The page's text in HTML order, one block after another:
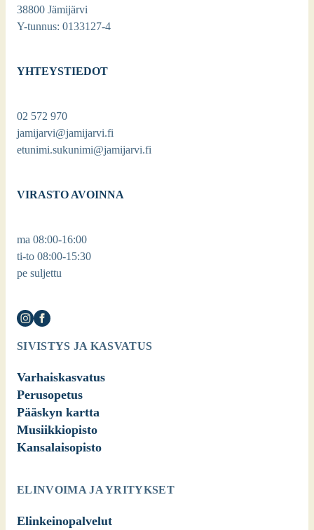
38800 Jämijärvi
Y-tunnus: 0133127-4
YHTEYSTIEDOT
02 572 970
jamijarvi@jamijarvi.fi
etunimi.sukunimi@jamijarvi.fi
VIRASTO AVOINNA
ma 08:00-16:00
ti-to 08:00-15:30
pe suljettu
SIVISTYS JA KASVATUS
Varhaiskasvatus
Perusopetus
Pääskyn kartta
Musiikkiopisto
Kansalaisopisto
ELINVOIMA JA YRITYKSET
Elinkeinopalvelut